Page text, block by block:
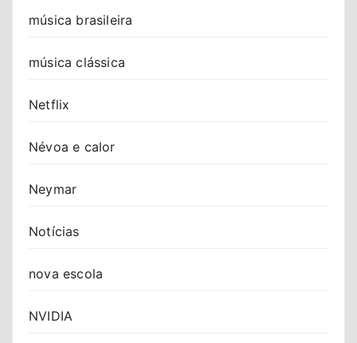
música brasileira
música clássica
Netflix
Névoa e calor
Neymar
Notícias
nova escola
NVIDIA